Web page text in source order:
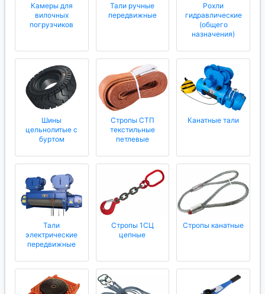
Камеры для
вилочных
погрузчиков
Тали ручные
передвижные
Рохли
гидравлические
(общего
назначения)
Шины
цельнолитые с
буртом
Стропы СТП
текстильные
петлевые
Канатные тали
Тали
электрические
передвижные
Стропы 1СЦ
цепные
Стропы канатные